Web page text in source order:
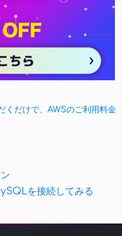
くだけで、AWSのご利用料金
を接続してみる